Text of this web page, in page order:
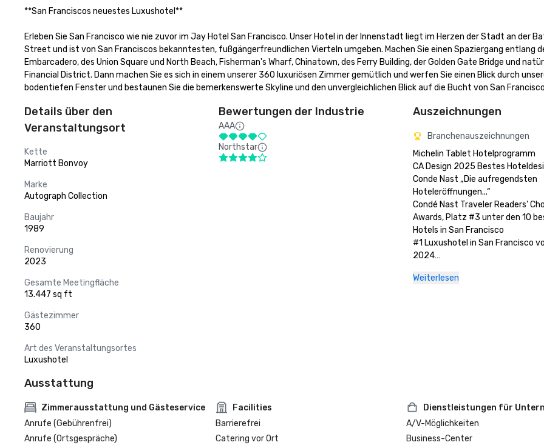
**San Franciscos neuestes Luxushotel**
Erleben Sie San Francisco wie nie zuvor im Jay Hotel San Francisco. Unser Hotel in der Innenstadt liegt im Herzen der Stadt an der
Street und ist von San Franciscos bekanntesten, fußgängerfreundlichen Vierteln umgeben. Machen Sie einen Spaziergang entlang
Embarcadero, des Union Square und North Beach, Fisherman's Wharf, Chinatown, des Ferry Building, der Golden Gate Bridge und
Financial District. Dann machen Sie es sich in einem unserer 360 luxuriösen Zimmer gemütlich und werfen Sie einen Blick durch
bodentiefen Fenster und bestaunen Sie die bemerkenswerte Skyline und den unvergleichlichen Blick auf die Bucht von San
Details über den
Veranstaltungsort
Kette
Marriott Bonvoy
Marke
Autograph Collection
Baujahr
1989
Renovierung
2023
Gesamte Meetingfläche
13.447 sq ft
Gästezimmer
360
Art des Veranstaltungsortes
Luxushotel
Bewertungen der Industrie
AAA
Northstar
Auszeichnungen
Branchenauszeichnungen
Michelin Tablet Hotelprogramm
CA Design 2025 Bestes
Conde Nast „Die aufregendsten
Hoteleröffnungen...“
Condé Nast Traveler Readers'
Awards, Platz #3 unter den 10
Hotels in San Francisco
#1 Luxushotel in San Francisco
2024
Weiterlesen
Ausstattung
Zimmerausstattung und Gästeservice
Anrufe (Gebührenfrei)
Anrufe (Ortsgespräche)
Facilities
Barrierefrei
Catering vor Ort
Dienstleistungen für
A/V-Möglichkeiten
Business-Center